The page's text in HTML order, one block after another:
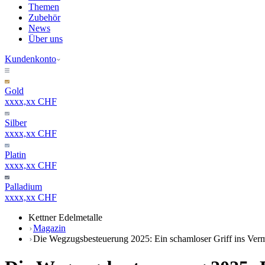
Themen
Zubehör
News
Über uns
Kundenkonto
Gold
xxxx,xx CHF
Silber
xxxx,xx CHF
Platin
xxxx,xx CHF
Palladium
xxxx,xx CHF
Kettner Edelmetalle
Magazin
Die Wegzugsbesteuerung 2025: Ein schamloser Griff ins